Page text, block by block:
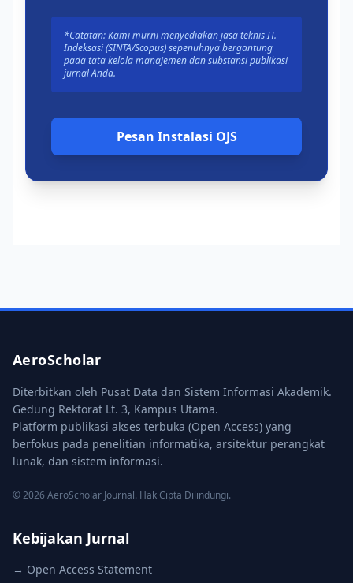
*Catatan: Kami murni menyediakan jasa teknis IT.
Indeksasi (SINTA/Scopus) sepenuhnya bergantung
pada tata kelola manajemen dan substansi publikasi
jurnal Anda.
Pesan Instalasi OJS
AeroScholar
Diterbitkan oleh Pusat Data dan Sistem Informasi Akademik.
Gedung Rektorat Lt. 3, Kampus Utama.
Platform publikasi akses terbuka (Open Access) yang
berfokus pada penelitian informatika, arsitektur perangkat
lunak, dan sistem informasi.
© 2026 AeroScholar Journal. Hak Cipta Dilindungi.
Kebijakan Jurnal
→ Open Access Statement